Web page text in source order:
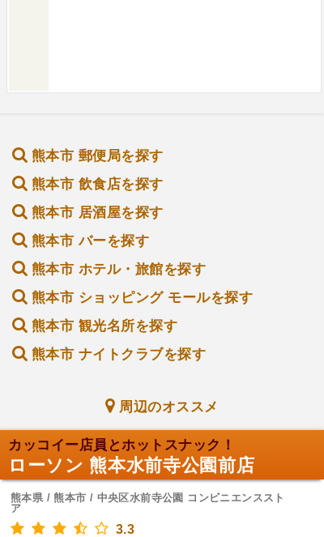
熊本市 郵便局を探す
熊本市 飲食店を探す
熊本市 居酒屋を探す
熊本市 バーを探す
熊本市 ホテル・旅館を探す
熊本市 ショッピング モールを探す
熊本市 観光名所を探す
熊本市 ナイトクラブを探す
周辺のオススメ
カッコイー店員とホットスナック！
ローソン 熊本水前寺公園前店
熊本県 / 熊本市 / 中央区水前寺公園 コンビニエンススト
ア
3.3